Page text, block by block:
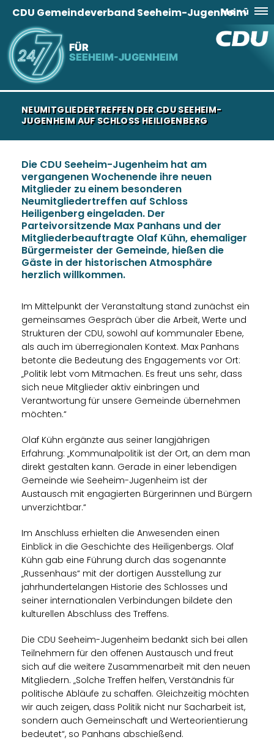
FÜR
SEEHEIM-JUGENHEIM
CDU Gemeindeverband Seeheim-Jugenheim
Menü
NEUMITGLIEDERTREFFEN DER CDU SEEHEIM-
JUGENHEIM AUF SCHLOSS HEILIGENBERG
Die CDU Seeheim-Jugenheim hat am
vergangenen Wochenende ihre neuen
Mitglieder zu einem besonderen
Neumitgliedertreffen auf Schloss
Heiligenberg eingeladen. Der
Parteivorsitzende Max Panhans und der
Mitgliederbeauftragte Olaf Kühn, ehemaliger
Bürgermeister der Gemeinde, hießen die
Gäste in der historischen Atmosphäre
herzlich willkommen.
Im Mittelpunkt der Veranstaltung stand zunächst ein
gemeinsames Gespräch über die Arbeit, Werte und
Strukturen der CDU, sowohl auf kommunaler Ebene,
als auch im überregionalen Kontext. Max Panhans
betonte die Bedeutung des Engagements vor Ort:
Politik lebt vom Mitmachen. Es freut uns sehr, dass
sich neue Mitglieder aktiv einbringen und
Verantwortung für unsere Gemeinde übernehmen
möchten.“
Olaf Kühn ergänzte aus seiner langjährigen
Erfahrung: „Kommunalpolitik ist der Ort, an dem man
direkt gestalten kann. Gerade in einer lebendigen
Gemeinde wie Seeheim-Jugenheim ist der
Austausch mit engagierten Bürgerinnen und Bürgern
unverzichtbar.“
Im Anschluss erhielten die Anwesenden einen
Einblick in die Geschichte des Heiligenbergs. Olaf
Kühn gab eine Führung durch das sogenannte
Russenhaus“ mit der dortigen Ausstellung zur
jahrhundertelangen Historie des Schlosses und
seiner internationalen Verbindungen bildete den
kulturellen Abschluss des Treffens.
Die CDU Seeheim-Jugenheim bedankt sich bei allen
Teilnehmern für den offenen Austausch und freut
sich auf die weitere Zusammenarbeit mit den neuen
Mitgliedern. „Solche Treffen helfen, Verständnis für
politische Abläufe zu schaffen. Gleichzeitig möchten
wir auch zeigen, dass Politik nicht nur Sacharbeit ist,
sondern auch Gemeinschaft und Werteorientierung
bedeutet“, so Panhans abschießend.